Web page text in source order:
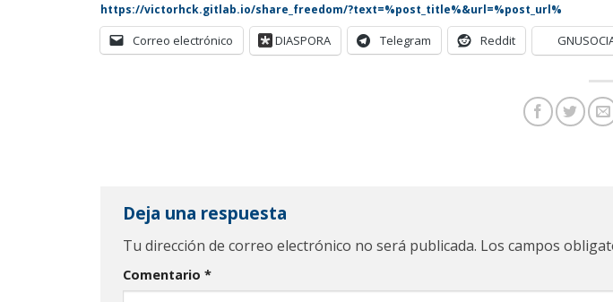
https://victorhck.gitlab.io/share_freedom/?text=%post_title%&url=%post_url%
Correo electrónico DIASPORA Telegram Reddit
Deja una respuesta
Tu dirección de correo electrónico no será publicada. Los campos
Comentario *